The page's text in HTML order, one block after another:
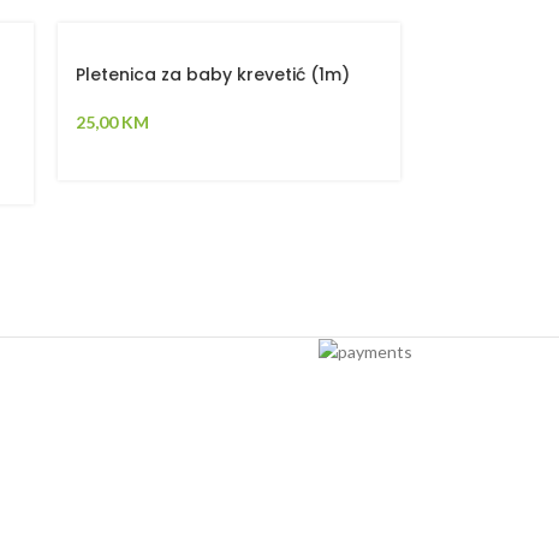
Pletenica za baby krevetić (1m)
25,00KM